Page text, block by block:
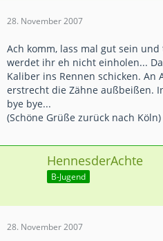
28. November 2007
Ach komm, lass mal gut sein
werdet ihr eh nicht einholen...
Kaliber ins Rennen schicken. An
erstrecht die Zähne außbeißen.
bye bye...
(Schöne Grüße zurück nach Köln)
HennesderAchte
B-Jugend
28. November 2007